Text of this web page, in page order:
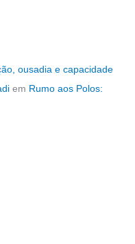
ousadia e capacidade
em Rumo aos Polos: